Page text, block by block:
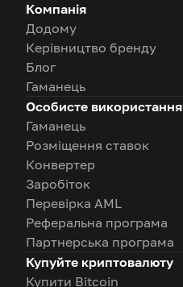
Компанія
Додому
Керівництво бренду
Блог
Гаманець
Особисте використання
Гаманець
Розміщення ставок
Конвертер
Заробіток
Перевірка AML
Реферальна програма
Партнерська програма
Купуйте криптовалюту
Купити Bitcoin